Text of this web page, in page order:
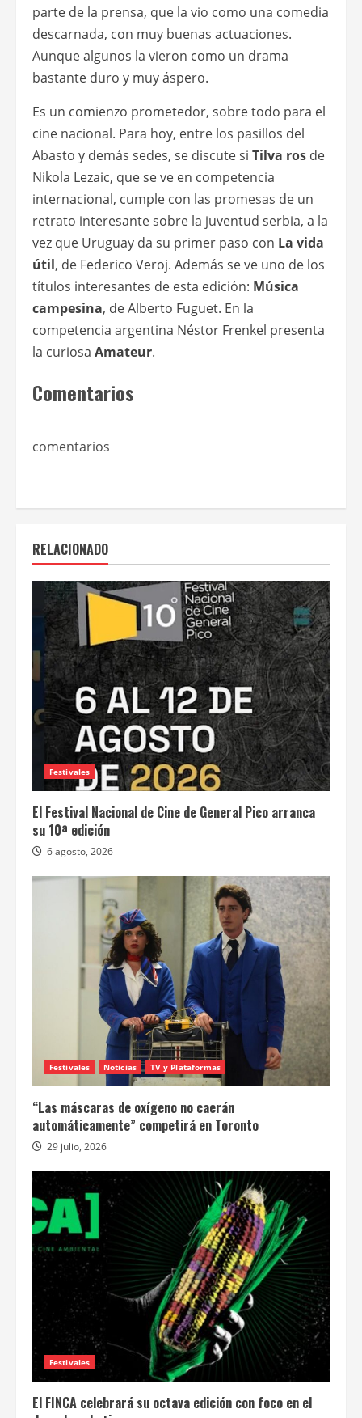
parte de la prensa, que la vio como una comedia
descarnada, con muy buenas actuaciones.
Aunque algunos la vieron como un drama
bastante duro y muy áspero.
Es un comienzo prometedor, sobre todo para el
cine nacional. Para hoy, entre los pasillos del
Abasto y demás sedes, se discute si Tilva ros de
Nikola Lezaic, que se ve en competencia
internacional, cumple con las promesas de un
retrato interesante sobre la juventud serbia, a la
vez que Uruguay da su primer paso con La vida
útil, de Federico Veroj. Además se ve uno de los
títulos interesantes de esta edición: Música
campesina, de Alberto Fuguet. En la
competencia argentina Néstor Frenkel presenta
la curiosa Amateur.
Comentarios
comentarios
RELACIONADO
Festivales
El Festival Nacional de Cine de General Pico arranca
su 10ª edición
6 agosto, 2026
Festivales Noticias TV y Plataformas
“Las máscaras de oxígeno no caerán
automáticamente” competirá en Toronto
29 julio, 2026
Festivales
El FINCA celebrará su octava edición con foco en el